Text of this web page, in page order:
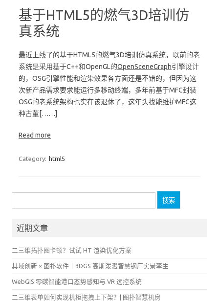
基于HTML5的燃气3D培训仿
真系统
最近上线了的基于HTML5的燃气3D培训仿真系统，以前的老
系统是采用基于C++和OpenGL的OpenSceneGraph引擎设计
的，OSG引擎性能和渲染效果各方面还是不错的，但因为这
次新产品需求要求能运行多移动终端，多年前基于MFC封装
OSG的老系统架构也实在该退休了，这年头找能维护MFC这
种古董[……]
Read more
Category: html5
索：
近期文章
二三维拓扑图卡顿？试试 HT 渲染优化方案
其域创新 × 图扑软件｜3DGS 高斯泼溅智慧钢厂实景孪生
WebGIS 零碳智能港口态势感知与 VR 远控系统
二三维表单如何实现机柜拖拽上下架？| 图扑智慧机房